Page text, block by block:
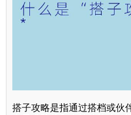
搭子攻略是指通过搭档或伙